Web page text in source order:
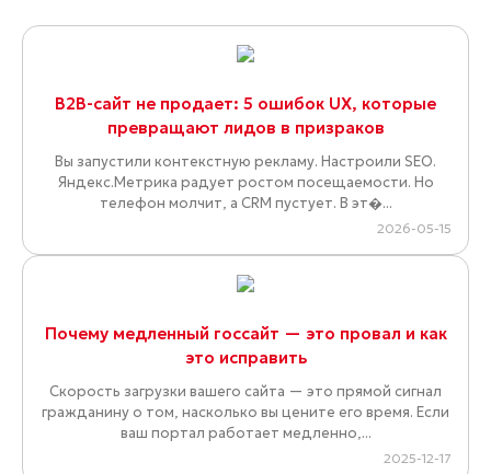
B2B-сайт не продает: 5 ошибок UX, которые
превращают лидов в призраков
Вы запустили контекстную рекламу. Настроили SEO.
Яндекс.Метрика радует ростом посещаемости. Но
телефон молчит, а CRM пустует. В эт�...
2026-05-15
Почему медленный госсайт — это провал и как
это исправить
Скорость загрузки вашего сайта — это прямой сигнал
гражданину о том, насколько вы цените его время. Если
ваш портал работает медленно,...
2025-12-17